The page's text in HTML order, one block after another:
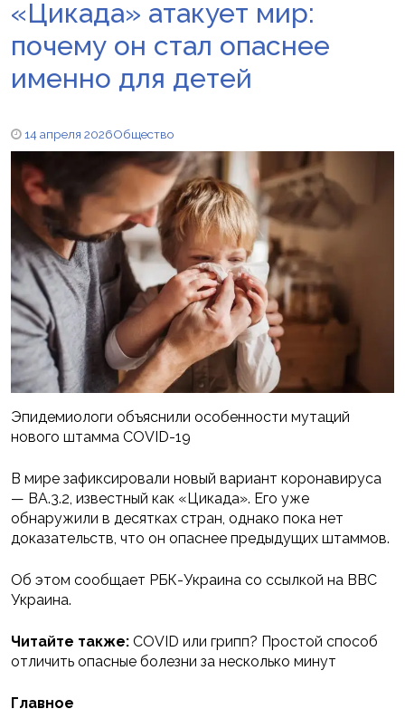
«Цикада» атакует мир:
почему он стал опаснее
именно для детей
14 апреля 2026Общество
Эпидемиологи объяснили особенности мутаций
нового штамма COVID-19
В мире зафиксировали новый вариант коронавируса
— BA.3.2, известный как «Цикада». Его уже
обнаружили в десятках стран, однако пока нет
доказательств, что он опаснее предыдущих штаммов.
Об этом сообщает РБК-Украина со ссылкой на BBC
Украина.
Читайте также: COVID или грипп? Простой способ
отличить опасные болезни за несколько минут
Главное